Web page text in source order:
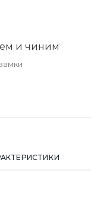
и чиним